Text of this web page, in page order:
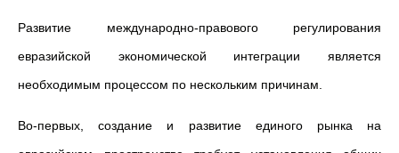
Развитие международно-правового регулирования
евразийской экономической интеграции является
необходимым процессом по нескольким причинам.
Во-первых, создание и развитие единого рынка на